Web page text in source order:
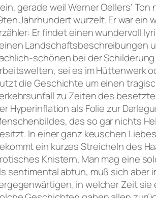
gerade weil Werner Oellers‘
Jahrhundert wurzelt. Er war ein
Er findet einen wundervoll
Landschaftsbeschreibungen
schönen bei der
sei es im Hüttenwerk
die Geschichte um einen
zu Zeiten des
Hyperinflation als Folie zur
das so gar nichts
In einer ganz keuschen
ein kurzes Streicheln des
Knistern. Man mag eine
sentimental abtun, muß sich aber
in welcher Zeit sie